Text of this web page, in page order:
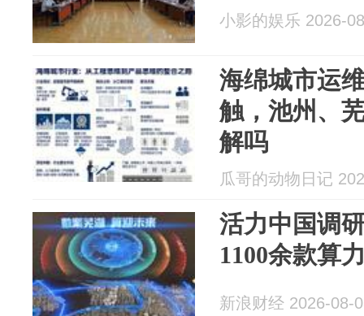
小影的娱乐 2026-
海绵城市运
触，池州、
解吗
瓜哥的动物日记
活力中国调
1100余款算
新浪财经 2026-08-